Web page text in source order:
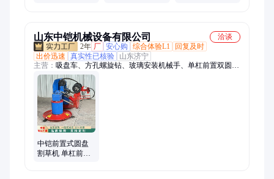
山东中铠机械设备有限公司
洽谈
2年 厂 安心购 综合体验L1
回复及时
出价迅速
真实性已核验
山东济宁
主营： 吸盘车、方孔螺旋钻、玻璃安装机械手、单杠前置双圆盘
割草车、挖机抽砂泵、液压拔管机、回收式喷砂机、喷砂机、龙
门压力机、板换加紧器、管道修复设备短管置换、移动式洗车
槽、卷盘喷灌机、智能张拉机、智能压浆设备、马路吹风机、吸
粪车、电动扫地机、机耕船、液压扳手、内壁喷涂器、中部取样
器、无动力玻璃吸盘、树叶收集车、小麦镇压机、树根钻刨机
中铠前置式圆盘
割草机 单杠前置